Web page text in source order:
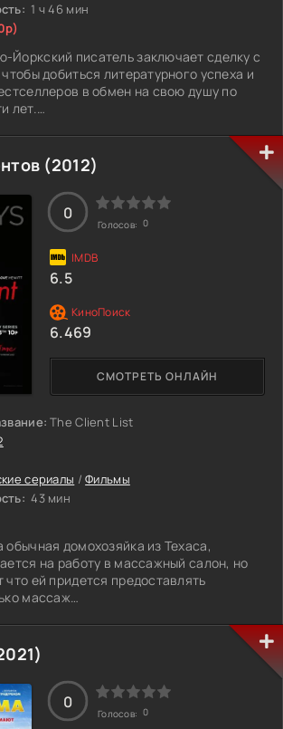
1 ч 46 мин
писатель заключает сделку с
добиться литературного успеха и
в обмен на свою душу по
лет.
часы, и вскоре преуспевающий
молить о помощи Дэниэла Уэбстера,
и главу самой преуспевающей
в Нью-Йорке, чтобы избавиться от
Результатом этого станет
умов и речей на судебном
Дьяволом и Дэниэлом Уэбстером,
будет душа писателя.
(2012)
The Client List
сериалы /Фильмы
43 мин
домохозяйка из Техаса,
на работу в массажный салон, но
что ей придется предоставлять
массаж…
СМОТРЕТЬ ОНЛАЙН
0
Голосов: 0
6.5
6.469
0
Голосов: 0